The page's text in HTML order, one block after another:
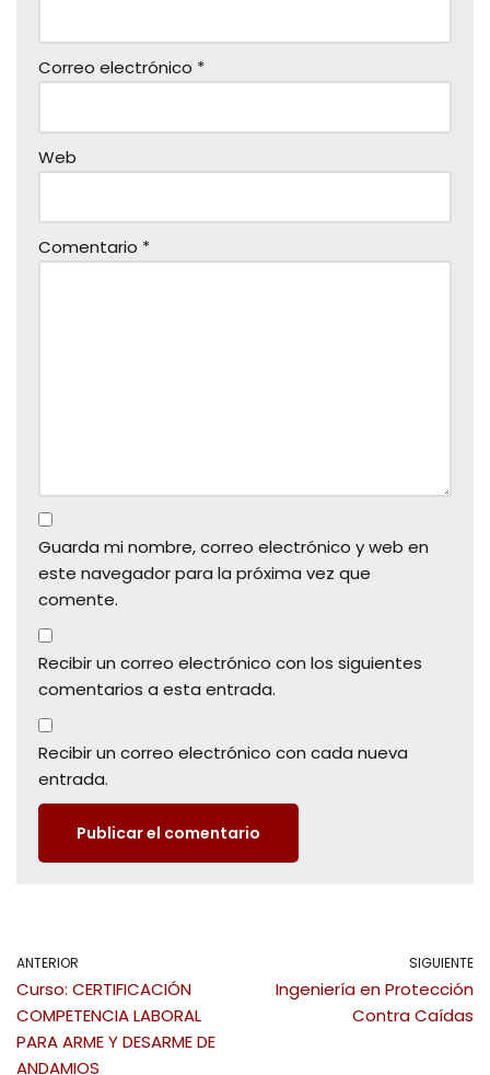
Correo electrónico *
Web
Comentario *
Guarda mi nombre, correo electrónico y web en
este navegador para la próxima vez que
comente.
Recibir un correo electrónico con los siguientes
comentarios a esta entrada.
Recibir un correo electrónico con cada nueva
entrada.
ANTERIOR
Curso: CERTIFICACIÓN
COMPETENCIA LABORAL
PARA ARME Y DESARME DE
ANDAMIOS
SIGUIENTE
Ingeniería en Protección
Contra Caídas